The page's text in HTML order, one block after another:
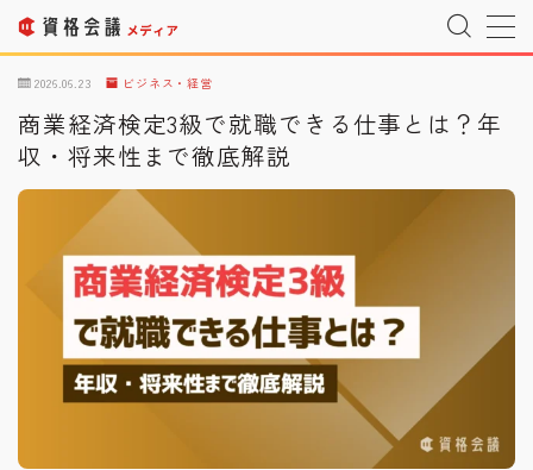
MENU
運営者情報 Company Profile
プライバシーポリシー
利用規約 T&C
宇宙情報サイト SPACE CONNECT
Space Job
2026.06.23 ビジネス・経営
商業経済検定3級で就職できる仕事とは？年
収・将来性まで徹底解説